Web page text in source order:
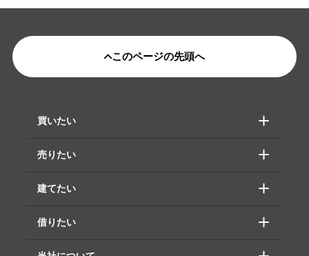
このページの先頭へ
買いたい
売りたい
建てたい
借りたい